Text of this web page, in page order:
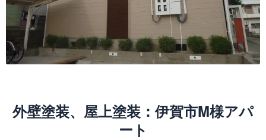
外壁塗装、屋上塗装：伊賀市M様アパ
ート